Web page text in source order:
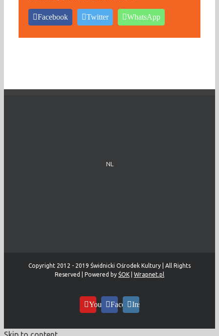
Facebook Twitter WhatsApp
NL
Copyright 2012 - 2019 Świdnicki Ośrodek Kultury | All Rights
Reserved | Powered by ŚOK Wrapnet.pl
YouTubeFacebookInstagram